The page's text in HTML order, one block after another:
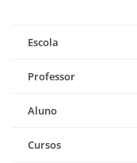
Escola
Professor
Aluno
Cursos